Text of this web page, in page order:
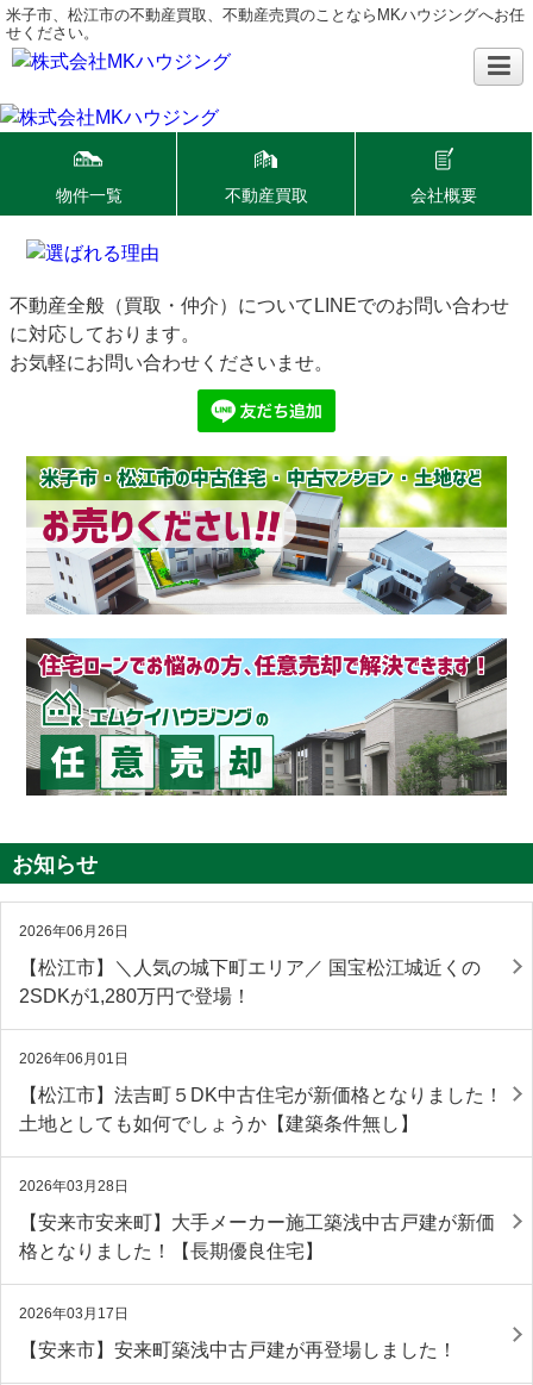
米子市、松江市の不動産買取、不動産売買のことならMKハウジングへお任
せください。
物件一覧 不動産買取 会社概要
不動産全般（買取・仲介）についてLINEでのお問い合わせ
に対応しております。
お気軽にお問い合わせくださいませ。
お知らせ
2026年06月26日
【松江市】＼人気の城下町エリア／ 国宝松江城近くの
2SDKが1,280万円で登場！
2026年06月01日
【松江市】法吉町５DK中古住宅が新価格となりました！
土地としても如何でしょうか【建築条件無し】
2026年03月28日
【安来市安来町】大手メーカー施工築浅中古戸建が新価
格となりました！【長期優良住宅】
2026年03月17日
【安来市】安来町築浅中古戸建が再登場しました！